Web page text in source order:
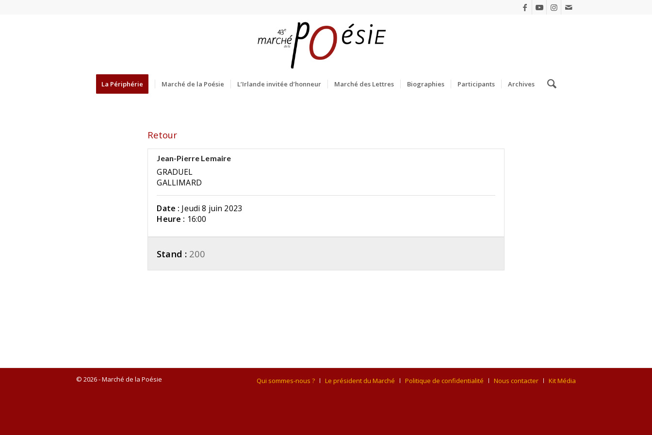
La Périphérie Marché de la Poésie L’Irlande invitée d’honneur Marché des Lettres Biographies Participants Archives
Retour
Jean-Pierre Lemaire
GRADUEL
GALLIMARD
Date : Jeudi 8 juin 2023
Heure : 16:00
Stand : 200
© 2026 - Marché de la Poésie Qui sommes-nous ? Le président du Marché Politique de confidentialité Nous contacter Kit Média